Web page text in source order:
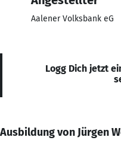
Aalener Volksbank eG
Logg Dich jetzt
Ausbildung von Jürgen